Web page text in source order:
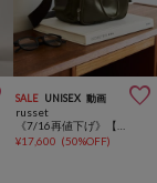
SALE UNISEX 動画 
russet
《7/16再値下げ》【撥水】マルチショルダーバッグ
¥17,600 (50%OFF)